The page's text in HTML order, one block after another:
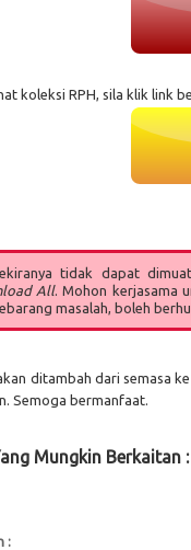
koleksi RPH, sila klik link
tidak dapat
All. Mohon kerjasama
masalah, boleh
ditambah dari semasa
Semoga bermanfaat.
Mungkin Berkaitan :